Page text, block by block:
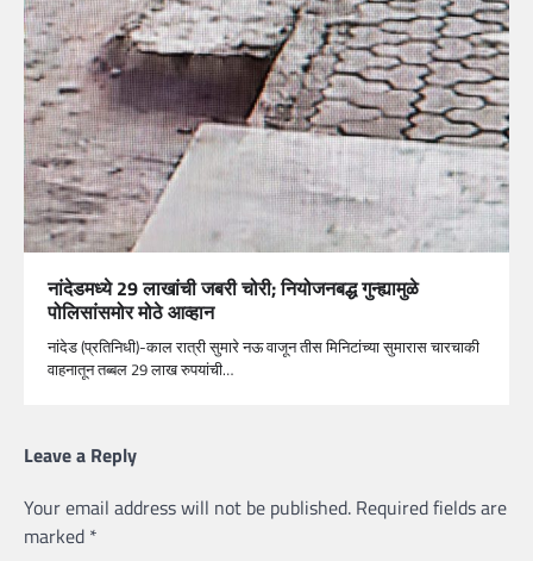
नांदेडमध्ये 29 लाखांची जबरी चोरी; नियोजनबद्ध गुन्ह्यामुळे
पोलिसांसमोर मोठे आव्हान
नांदेड (प्रतिनिधी)-काल रात्री सुमारे नऊ वाजून तीस मिनिटांच्या सुमारास चारचाकी
वाहनातून तब्बल 29 लाख रुपयांची…
Leave a Reply
Your email address will not be published. Required fields are
marked *